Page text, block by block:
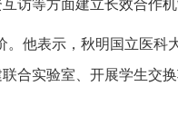
等方面建立长效合作机
他表示，秋明国立医
合实验室、开展学生交